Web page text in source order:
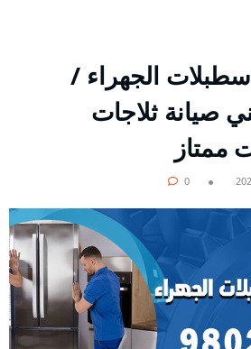
الجهراء /
/ فني صيانة ثلاجات
ممتاز
0